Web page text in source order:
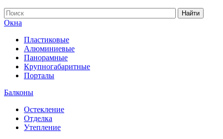
Найти
Окна
Пластиковые
Алюминиевые
Панорамные
Крупногабаритные
Порталы
Балконы
Остекление
Отделка
Утепление